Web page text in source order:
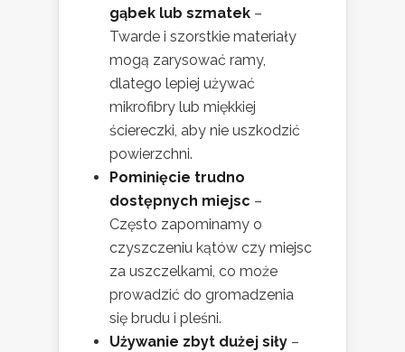
gąbek lub szmatek –
Twarde i szorstkie materiały
mogą zarysować ramy,
dlatego lepiej używać
mikrofibry lub miękkiej
ściereczki, aby nie uszkodzić
powierzchni.
Pominięcie trudno
dostępnych miejsc –
Często zapominamy o
czyszczeniu kątów czy miejsc
za uszczelkami, co może
prowadzić do gromadzenia
się brudu i pleśni.
Używanie zbyt dużej siły –